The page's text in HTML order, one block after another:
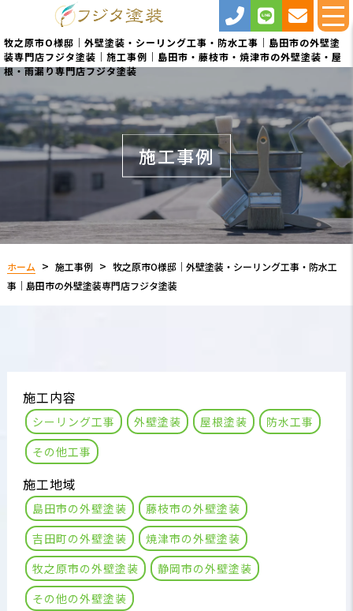
牧之原市O様邸｜外壁塗装・シーリング工事・防水工事｜島田市の外壁塗
装専門店フジタ塗装｜施工事例｜島田市・藤枝市・焼津市の外壁塗装・屋
根・雨漏り専門店フジタ塗装
施工事例
ホーム 施工事例
牧之原市O様邸｜外壁塗装・シーリング工事・防水工
事｜島田市の外壁塗装専門店フジタ塗装
施工内容
シーリング工事 外壁塗装 屋根塗装
防水工事
その他工事
施工地域
島田市の外壁塗装
藤枝市の外壁塗装
吉田町の外壁塗装
焼津市の外壁塗装
牧之原市の外壁塗装
静岡市の外壁塗装
その他の外壁塗装